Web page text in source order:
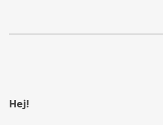
Hej!